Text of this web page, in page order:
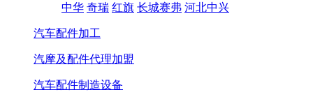
中华 奇瑞 红旗 长城赛弗 河北中兴
汽车配件加工
汽摩及配件代理加盟
汽车配件制造设备